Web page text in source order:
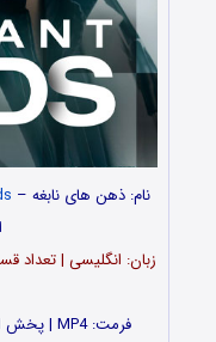
نام: ذهن های نابغه –
فرمت: MP4 | پخش از شبکه NBC آمریکا | امتیاز: 7.0 از 10